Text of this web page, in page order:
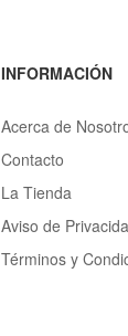
INFORMACIÓN
Acerca de
Contacto
La Tienda
Aviso de
Términos y